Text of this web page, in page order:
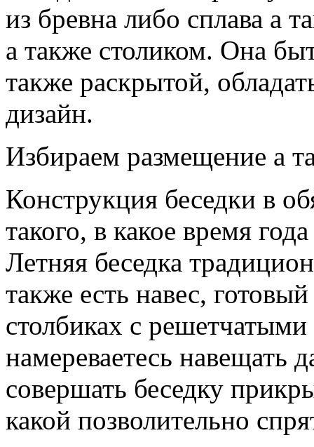
из бревна либо сплава а
а также столиком. Она
также раскрытой,
дизайн.
Избираем размещение а
Конструкция беседки в
такого, в какое время
Летняя беседка
также есть навес,
столбиках с
намереваетесь навещать
совершать беседку
какой позволительно